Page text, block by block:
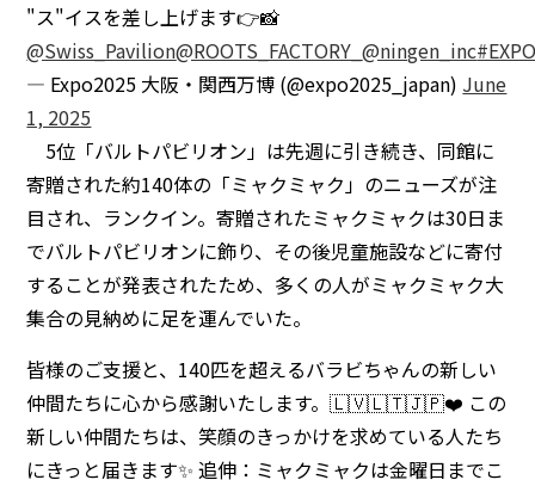
"ス"イスを差し上げます👉📸
@Swiss_Pavilion@ROOTS_FACTORY_@ningen_inc
— Expo2025 大阪・関西万博 (@expo2025_japan) June
1, 2025
5位「バルトパビリオン」は先週に引き続き、同館に
寄贈された約140体の「ミャクミャク」のニューズが注
目され、ランクイン。寄贈されたミャクミャクは30日ま
でバルトパビリオンに飾り、その後児童施設などに寄付
することが発表されたため、多くの人がミャクミャク大
集合の見納めに足を運んでいた。
皆様のご支援と、140匹を超えるバラビちゃんの新しい
仲間たちに心から感謝いたします。🇱🇻🇱🇹🇯🇵❤️ この
新しい仲間たちは、笑顔のきっかけを求めている人たち
にきっと届きます✨ 追伸：ミャクミャクは金曜日までこ